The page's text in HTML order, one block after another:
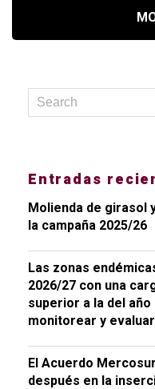
Entradas
Molienda de girasol
la campaña 2025/26
Las zonas
2026/27 con una
superior a la del
monitorear y
El Acuerdo
después en la